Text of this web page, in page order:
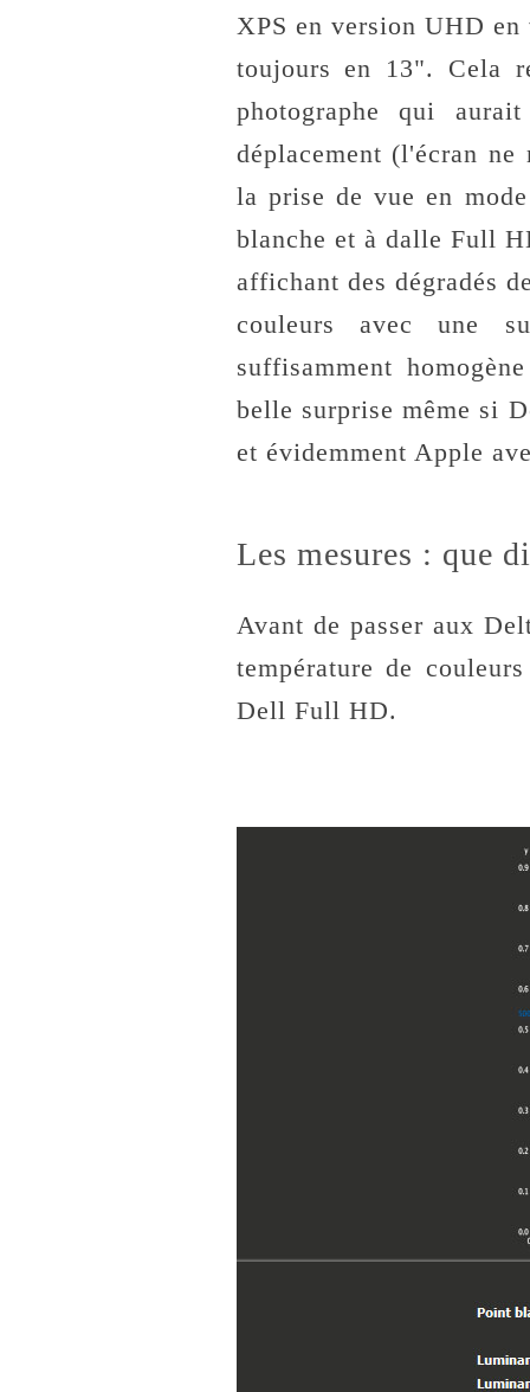
XPS en version UHD en
toujours en 13". Cela
photographe qui
déplacement (l'écran
la prise de vue en
blanche et à dalle Full
affichant des dégradés
couleurs avec une
suffisamment
belle surprise même si
et évidemment Apple
Les mesures : que
Avant de passer aux
température de
Dell Full HD.